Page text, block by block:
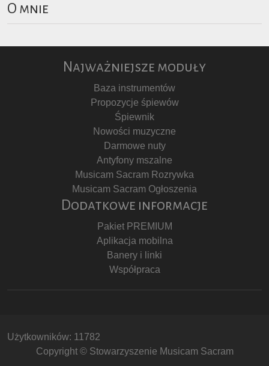
O mnie
Najważniejsze moduły
Baza instrumentów
Propozycje śpiewów
Śpiewnik
Nowości muzyczne
Darmowe nuty
Antyfony mszalne
Musicam Sacram Rozrywka
Musicam Sacram Ogłoszenia
Dodatkowe informacje
Pakiet PREMIUM
Aplikacja mobilna
Banery i linki
Współpraca
Użytkowników: 11782
Copyright © Stowarzyszenie Musicam Sacram